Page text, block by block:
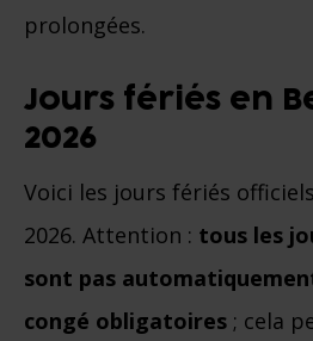
prolongées.
Jours fériés en
2026
Voici les jours fériés
2026. Attention : tous les
sont pas
congé obligatoires ; cela